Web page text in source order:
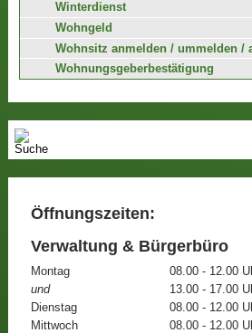
Winterdienst
Wohngeld
Wohnsitz anmelden / ummelden /
Wohnungsgeberbestätigung
Öffnungszeiten:
Verwaltung & Bürgerbüro
Montag
08.00 - 12.00
und
13.00 - 17.00
Dienstag
08.00 - 12.00
Mittwoch
08.00 - 12.00